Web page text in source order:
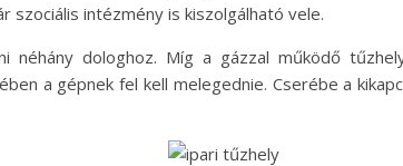
intézmény is kiszolgálható vele.
néhány dologhoz. Míg a gázzal működő
a gépnek fel kell melegednie. Cserébe a